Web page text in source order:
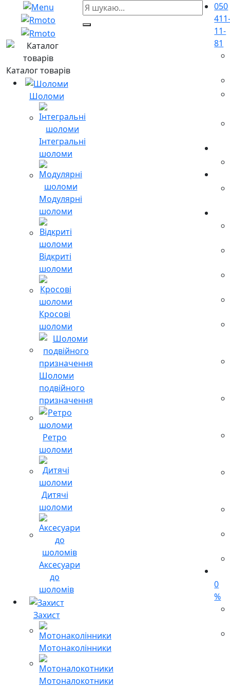
Каталог товарів
Шоломи
Інтегральні
шоломи
Модулярні
шоломи
Відкриті
шоломи
Кросові
шоломи
Шоломи
подвійного
призначення
Ретро
шоломи
Дитячі
шоломи
Аксесуари
до
шоломів
Захист
Мотонаколінники
Мотоналокотники
050
11-
81
0
%